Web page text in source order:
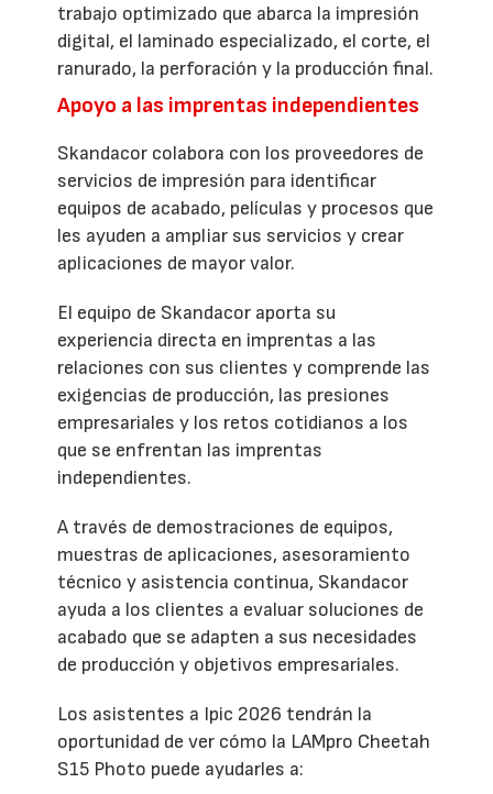
trabajo optimizado que abarca la impresión
digital, el laminado especializado, el corte, el
ranurado, la perforación y la producción final.
Apoyo a las imprentas independientes
Skandacor colabora con los proveedores de
servicios de impresión para identificar
equipos de acabado, películas y procesos que
les ayuden a ampliar sus servicios y crear
aplicaciones de mayor valor.
El equipo de Skandacor aporta su
experiencia directa en imprentas a las
relaciones con sus clientes y comprende las
exigencias de producción, las presiones
empresariales y los retos cotidianos a los
que se enfrentan las imprentas
independientes.
A través de demostraciones de equipos,
muestras de aplicaciones, asesoramiento
técnico y asistencia continua, Skandacor
ayuda a los clientes a evaluar soluciones de
acabado que se adapten a sus necesidades
de producción y objetivos empresariales.
Los asistentes a Ipic 2026 tendrán la
oportunidad de ver cómo la LAMpro Cheetah
S15 Photo puede ayudarles a: